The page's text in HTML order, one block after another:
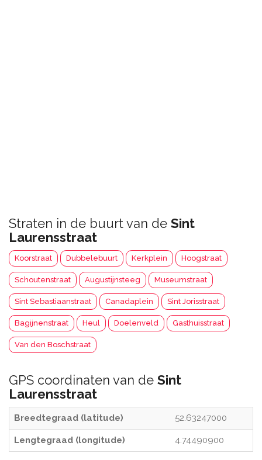
Straten in de buurt van de Sint
Laurensstraat
Koorstraat Dubbelebuurt Kerkplein Hoogstraat
Schoutenstraat Augustijnsteeg Museumstraat
Sint Sebastiaanstraat Canadaplein Sint Jorisstraat
Bagijnenstraat Heul Doelenveld Gasthuisstraat
Van den Boschstraat
GPS coordinaten van de Sint
Laurensstraat
Breedtegraad (latitude) 52.63247000
Lengtegraad (longitude) 4.74490900